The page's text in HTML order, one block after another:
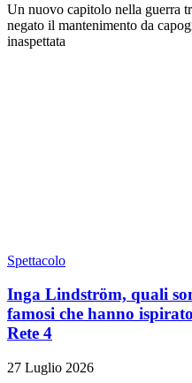
Un nuovo capitolo nella guerra
negato il mantenimento da
inaspettata
Spettacolo
Inga Lindström, quali
famosi che hanno
Rete 4
27 Luglio 2026